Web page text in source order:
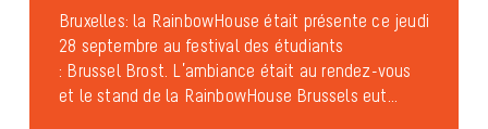
Bruxelles: la RainbowHouse était présente ce jeudi
28 septembre au festival des étudiants
: Brussel Brost. L’ambiance était au rendez-vous
et le stand de la RainbowHouse Brussels eut...